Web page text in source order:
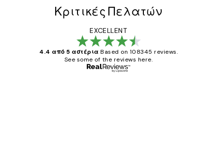
Κριτικές Πελατών
EXCELLENT
4.4 από 5 αστέρια Based on 108345 reviews.
See some of the reviews here.